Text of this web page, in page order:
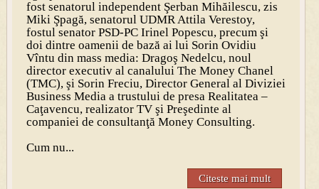
fost senatorul independent Şerban Mihăilescu, zis
Miki Şpagă, senatorul UDMR Attila Verestoy,
fostul senator PSD-PC Irinel Popescu, precum şi
doi dintre oamenii de bază ai lui Sorin Ovidiu
Vîntu din mass media: Dragoş Nedelcu, noul
director executiv al canalului The Money Chanel
(TMC), şi Sorin Freciu, Director General al Diviziei
Business Media a trustului de presa Realitatea –
Caţavencu, realizator TV şi Preşedinte al
companiei de consultanţă Money Consulting.
Cum nu...
Citeste mai mult